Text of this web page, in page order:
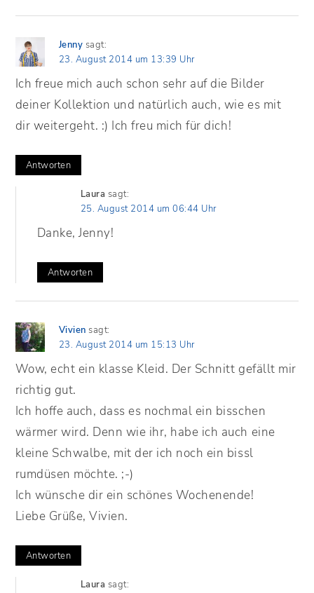
Jenny sagt:
23. August 2014 um 13:39 Uhr
Ich freue mich auch schon sehr auf die Bilder
deiner Kollektion und natürlich auch, wie es mit
dir weitergeht. :) Ich freu mich für dich!
Antworten
Laura sagt:
25. August 2014 um 06:44 Uhr
Danke, Jenny!
Antworten
Vivien sagt:
23. August 2014 um 15:13 Uhr
Wow, echt ein klasse Kleid. Der Schnitt gefällt mir
richtig gut.
Ich hoffe auch, dass es nochmal ein bisschen
wärmer wird. Denn wie ihr, habe ich auch eine
kleine Schwalbe, mit der ich noch ein bissl
rumdüsen möchte. ;-)
Ich wünsche dir ein schönes Wochenende!
Liebe Grüße, Vivien.
Antworten
Laura sagt: